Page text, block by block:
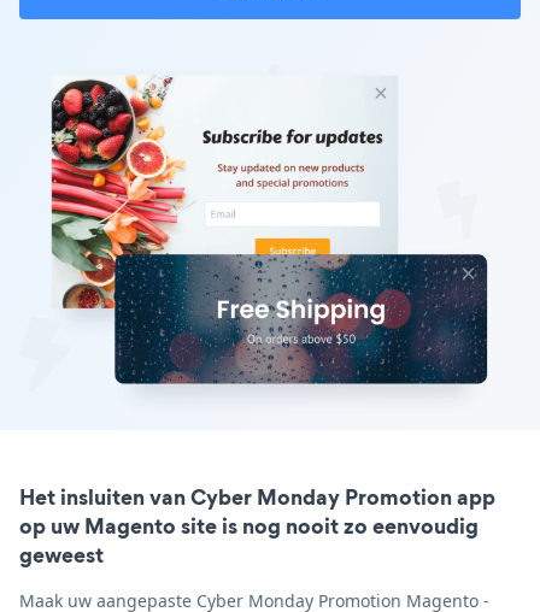
Het insluiten van Cyber Monday Promotion app
op uw Magento site is nog nooit zo eenvoudig
geweest
Maak uw aangepaste Cyber Monday Promotion Magento -